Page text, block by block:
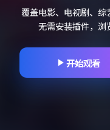
覆盖电影、电视剧、
无需安装插件，浏
开始观看